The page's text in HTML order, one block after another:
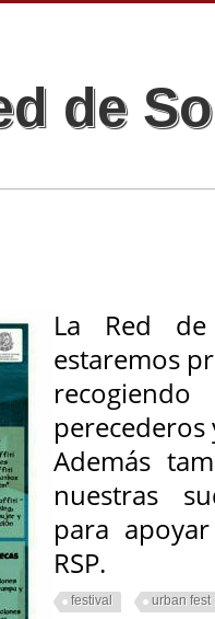
de
La Red de
estaremos
perecederos
Además
nuestras
para
RSP.
festival urban fest